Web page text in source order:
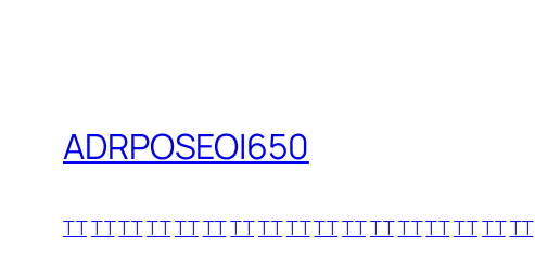
ADRPOSEOI650
TTTTTTTTTTTTTTTTTTTTTTTTTTTTTTTTTT